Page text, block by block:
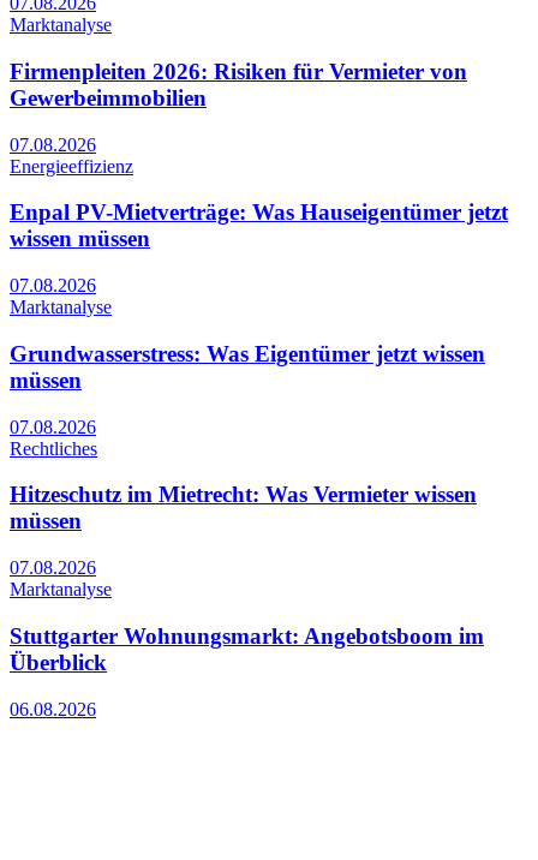
Marktanalyse
Firmenpleiten 2026: Risiken für Vermieter von
Gewerbeimmobilien
07.08.2026
Energieeffizienz
Enpal PV-Mietverträge: Was Hauseigentümer jetzt
wissen müssen
07.08.2026
Marktanalyse
Grundwasserstress: Was Eigentümer jetzt wissen
müssen
07.08.2026
Rechtliches
Hitzeschutz im Mietrecht: Was Vermieter wissen
müssen
07.08.2026
Marktanalyse
Stuttgarter Wohnungsmarkt: Angebotsboom im
Überblick
06.08.2026